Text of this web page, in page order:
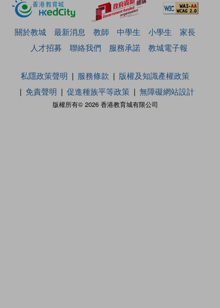
關於教城 最新消息 教師 中學生 小學生
家長
人才招募
聯絡我們 服務承諾 教城電子報
版權所有© 2026 香港教育城有限公司
私隱政策聲明 服務條款
版權及知識產權政策
免責聲明
促進種族平等政策 無障礙網站設計